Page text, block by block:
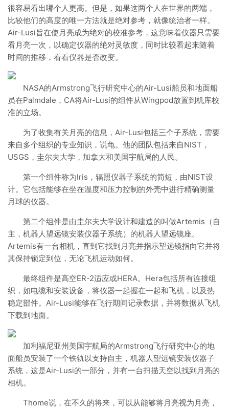
很容易看出哪个人更高。但是，如果这两个人在世界的两端，
比较他们的高度的唯一方法就是绝对参考，就像统治者一样。
Air-Lusi旨在使月亮成为绝对的校准参考，这意味着仪器只需要
看月亮一次，以确定仪器的绝对灵敏度，同时比较看起来随着
时间的推移，看看仪器是否改变。
NASA的Armstrong飞行研究中心的Air-Lusi船员和地面船
员在Palmdale，CA将Air-Lusi的组件从Wingpod放置到机库校
准的立场。
为了收集有关月亮的信息，Air-Lusi包括三个子系统，需要
来自多个组织的专业知识，说龟。他的团队包括来自NIST，
USGS，圭尔夫大学，加拿大和美国宇航局的人民。
第一个组件称为Iris，辐照仪器子系统的简短，由NIST设
计。它包括能够在坐在温度和压力控制的外壳中进行精确测量
月球的仪器。
第二个组件是由圭尔夫大学设计和建造的叫做Artemis（自
主，机器人望远镜安装仪器子系统）的机器人望远镜座。
Artemis有一台相机，直到它找到月亮并指示望远镜指向它并将
其保持锁定到位，无论飞机运动如何。
最终组件是高空ER-2适应或HERA。Hera包括所有连接组
织，如电缆和安装设备，将仪器一起握在一起和飞机，以及热
稳定部件。Air-Lusi能够在飞行期间记录数据，并将数据从飞机
下载到地面。
加利福尼亚州美国宇航局的Armstrong飞行研究中心的地
面船员安装了一个铁轨以支持自主，机器人望远镜安装仪器子
系统，这是Air-Lusi的一部分，并有一台扫描天空以找到月亮的
相机。
Thome说，在不久的将来，可以从能够将月亮视为月亮，